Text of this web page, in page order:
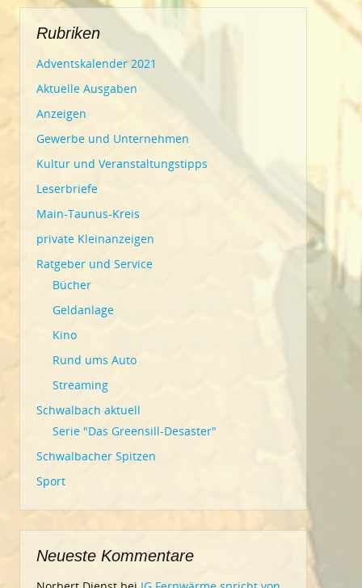
Rubriken
Adventskalender 2021
Aktuelle Ausgaben
Anzeigen
Gewerbe und Unternehmen
Kultur und Veranstaltungstipps
Leserbriefe
Main-Taunus-Kreis
private Kleinanzeigen
Ratgeber und Service
Bücher
Geldanlage
Kino
Rund ums Auto
Streaming
Schwalbach aktuell
Serie "Das Greensill-Desaster"
Schwalbacher Spitzen
Sport
Neueste Kommentare